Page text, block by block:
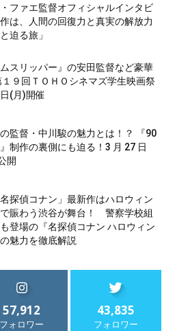
ファエ監督オフィシャルインタビ
は、人間の回復力と真実の解放力
迫る旅」
ムスリッパー』の安田監督など豪華
１９回ＴＯＨＯシネマズ学生映画祭
(月)開催
監督・中川駿の魅力とは！？ 『90
制作の裏側にも迫る！3 月 27 日
開
探偵コナン」最新作はハロウィン
賑わう渋谷が舞台！ 警察学校組
登場の『名探偵コナン ハロウィン
魅力を徹底解説
57,912
フォロワー
43,835
フォロワー